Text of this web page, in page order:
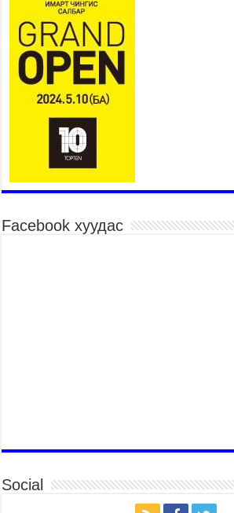
гүйцэтгэлтэй байна
2026 оны 8 сар 6 / 14 цаг 14 минут
Татварын өрийг барагдуулахдаа орлогын 30
хувийг татвар төлөгчид үлдээхээр хуульчилж,
татварын тайлангаа залруулах хугацааг хоёр
жил болгон сунгажээ
2026 оны 8 сар 6 / 14 цаг 10 минут
Нэгдүгээр хорооллын арын замыг наймдугаар
сарын 6-ны 23:00 цагаас түр хааж, борооны ус
зайлуулах шугамын хөндлөн сэтэлгээ хийнэ
сайд Н.Номтойбаяр Дорноговь аймагт ажиллав
2026 оны 8 сар 6 / 9 цаг 25 минут
хуралдаж, 72 асуудлыг хэлэлцэж, 4 хуулийн
Facebook хуудас
Social